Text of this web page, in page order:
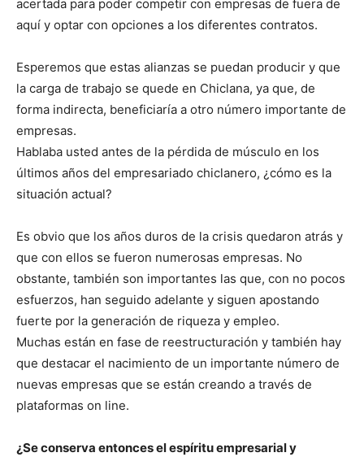
acertada para poder competir con empresas de fuera de
aquí y optar con opciones a los diferentes contratos.
Esperemos que estas alianzas se puedan producir y que
la carga de trabajo se quede en Chiclana, ya que, de
forma indirecta, beneficiaría a otro número importante de
empresas.
Hablaba usted antes de la pérdida de músculo en los
últimos años del empresariado chiclanero, ¿cómo es la
situación actual?
Es obvio que los años duros de la crisis quedaron atrás y
que con ellos se fueron numerosas empresas. No
obstante, también son importantes las que, con no pocos
esfuerzos, han seguido adelante y siguen apostando
fuerte por la generación de riqueza y empleo.
Muchas están en fase de reestructuración y también hay
que destacar el nacimiento de un importante número de
nuevas empresas que se están creando a través de
plataformas on line.
¿Se conserva entonces el espíritu empresarial y